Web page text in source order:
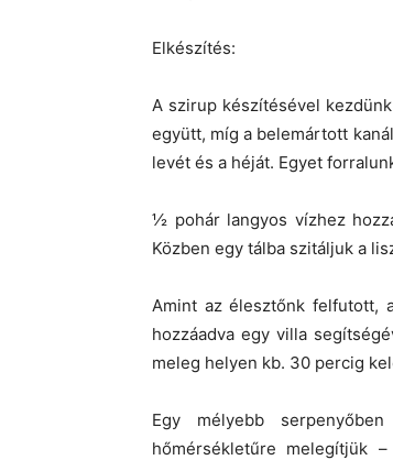
Elkészítés:
A szirup készítésével
együtt, míg a belemártott
levét és a héját. Egyet
½ pohár langyos vízhez
Közben egy tálba szitáljuk a
Amint az élesztőnk felfutott,
hozzáadva egy villa
meleg helyen kb. 30 percig
Egy mélyebb
hőmérsékletűre melegítjük